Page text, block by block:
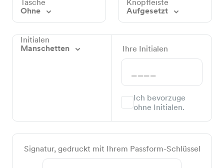
Tasche
Ohne
Knopfleiste
Aufgesetzt
Initialen
Manschetten
Ihre Initialen
Ich bevorzuge
ohne Initialen.
Signatur, gedruckt mit Ihrem Passform-Schlüssel